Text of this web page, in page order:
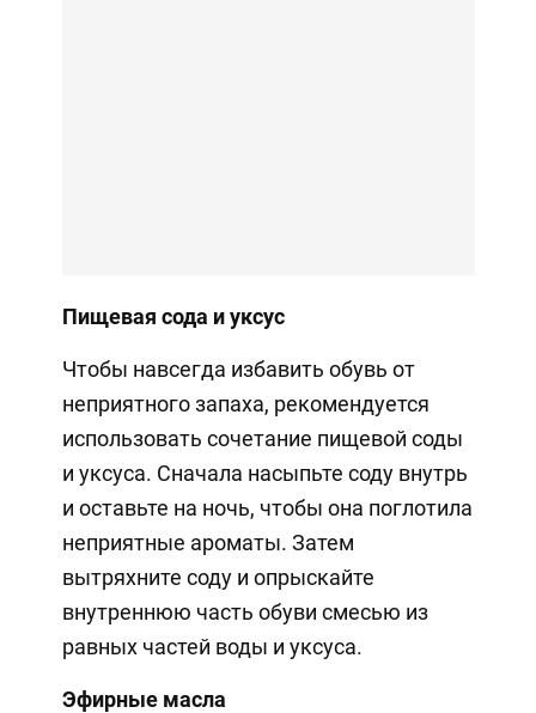
Пищевая сода и уксус
Чтобы навсегда избавить обувь от
неприятного запаха, рекомендуется
использовать сочетание пищевой соды
и уксуса. Сначала насыпьте соду внутрь
и оставьте на ночь, чтобы она поглотила
неприятные ароматы. Затем
вытряхните соду и опрыскайте
внутреннюю часть обуви смесью из
равных частей воды и уксуса.
Эфирные масла